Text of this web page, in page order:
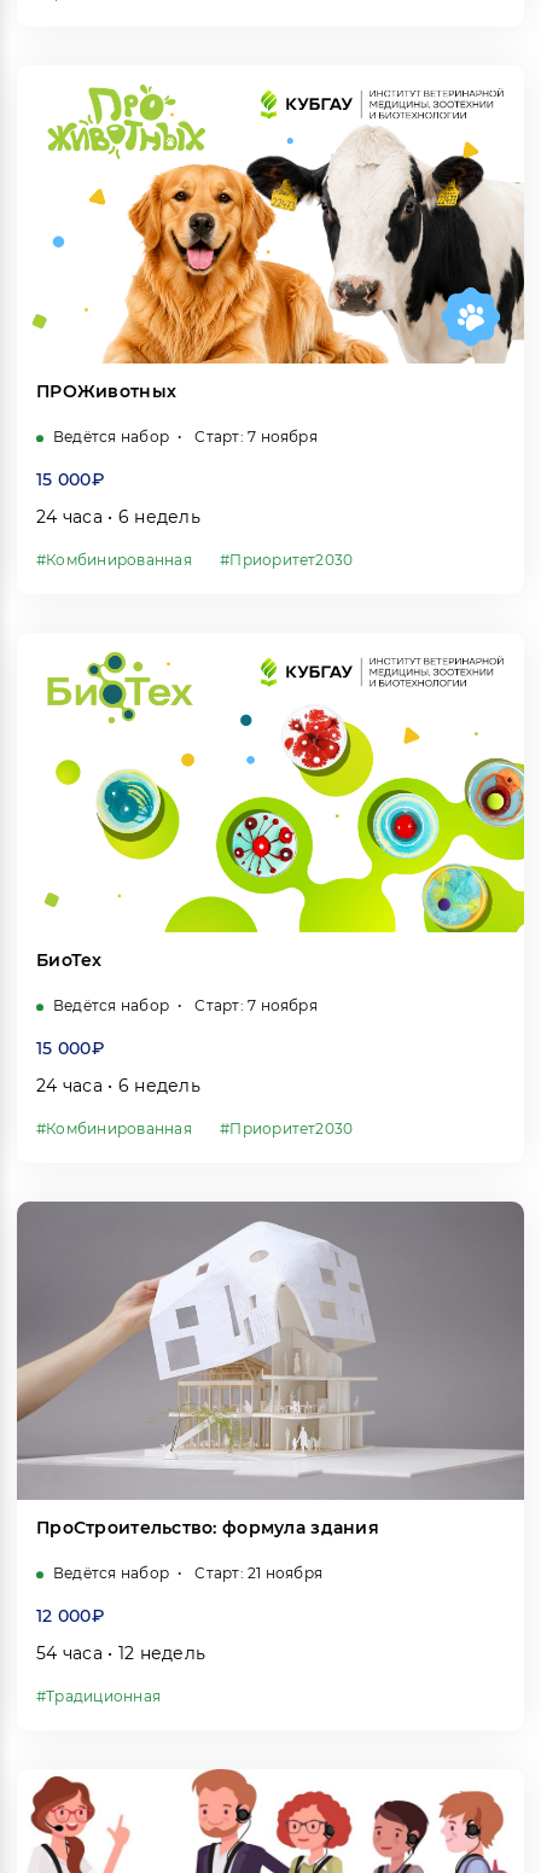
ПРОЖивотных
Ведётся набор Старт: 7 ноября
15 000₽
24 часа • 6 недель
#Комбинированная #Приоритет2030
БиоТех
Ведётся набор Старт: 7 ноября
15 000₽
24 часа • 6 недель
#Комбинированная #Приоритет2030
ПроСтроительство: формула здания
Ведётся набор Старт: 21 ноября
12 000₽
54 часа • 12 недель
#Традиционная